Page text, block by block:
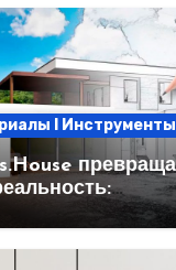
l Инструменты
под ключ